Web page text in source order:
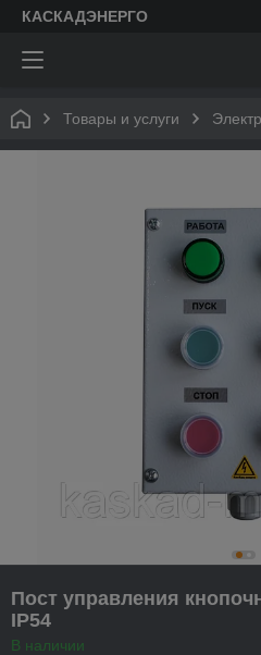
КАСКАДЭНЕРГО
Товары и услуги
Пост управления
IP54
В наличии